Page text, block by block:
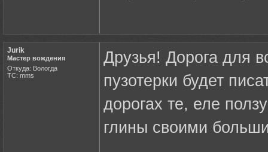
Jurik
Мастер вождения
Откуда: Вологда
ТС: mms
Друзья! Дорога для
пузотерки будет
дорогах те, еле
глины своими